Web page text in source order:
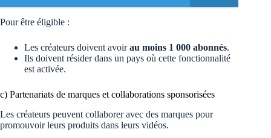
Pour être éligible :
Les créateurs doivent avoirau moins 1 000 abonnés.
Ils doivent résider dans un pays où cette fonctionnalité
est activée.
c) Partenariats de marques et collaborations sponsorisées
Les créateurs peuvent collaborer avec des marques pour
promouvoir leurs produits dans leurs vidéos.